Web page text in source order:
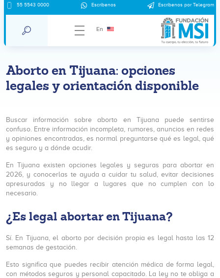
55 5543 0000 Escríbenos Escríbenos por Telegram
En
Aborto en Tijuana: opciones
legales y orientación disponible
Buscar información sobre aborto en Tijuana puede sentirse
confuso. Entre información incompleta, rumores, anuncios en redes
y opiniones encontradas, es normal preguntarse qué es legal, qué
es seguro y a dónde acudir.
En Tijuana existen opciones legales y seguras para abortar en
2026, y conocerlas te ayuda a cuidar tu salud, evitar decisiones
apresuradas y no llegar a lugares que no cumplen con lo
necesario.
¿Es legal abortar en Tijuana?
Sí. En Tijuana, el aborto por decisión propia es legal hasta las 12
semanas de gestación.
Esto significa que puedes recibir atención médica de forma legal,
con métodos seguros y personal capacitado. La ley no te obliga a